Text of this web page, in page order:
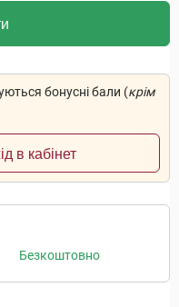
бонусні бали (крім
в кабінет
Безкоштовно